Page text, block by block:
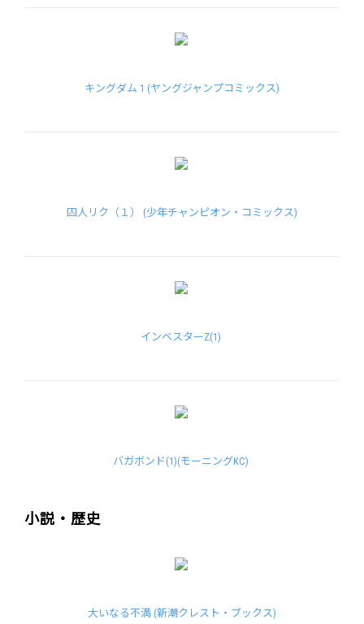
キングダム 1 (ヤングジャンプコミックス)
囚人リク（１） (少年チャンピオン・コミックス)
インベスターZ(1)
バガボンド(1)(モーニングKC)
小説・歴史
大いなる不満 (新潮クレスト・ブックス)